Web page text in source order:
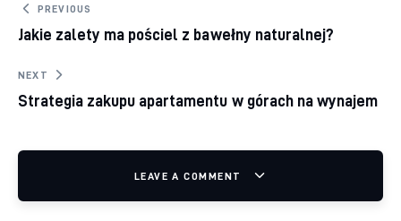
Nawigacja wpisu
PREVIOUS
Jakie zalety ma pościel z bawełny naturalnej?
NEXT
Strategia zakupu apartamentu w górach na wynajem
LEAVE A COMMENT